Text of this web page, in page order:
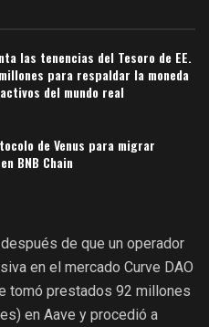
las tenencias del Tesoro de EE.
para respaldar la moneda
del mundo real
de Venus para migrar
BNB Chain
de que un operador
en el mercado Curve DAO
tomó prestados 92 millones
en Aave y procedió a